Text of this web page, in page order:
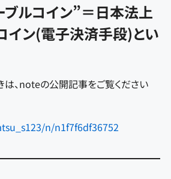
ルコイン”＝日本法上
イン(電子決済手段)とい
、noteの公開記事をご覧ください
n/n1f7f6df36752